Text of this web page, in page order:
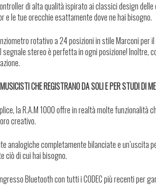
di alta qualità ispirato ai classici design
e le tue orecchie esattamente dove ne hai bisogno.
rotativo a 24 posizioni in stile Marconi
stereo è perfetta in ogni posizione! Inoltre,
CHE REGISTRANO DA SOLI E PER STUDI DI
la R.A.M 1000 offre in realtà molte funzionalità
creativo.
analogiche completamente bilanciate e
ciò di cui hai bisogno.
Bluetooth con tutti i CODEC più recenti per